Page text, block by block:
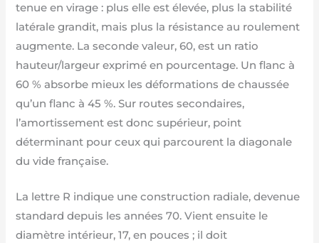
tenue en virage : plus elle est élevée, plus la stabilité
latérale grandit, mais plus la résistance au roulement
augmente. La seconde valeur, 60, est un ratio
hauteur/largeur exprimé en pourcentage. Un flanc à
60 % absorbe mieux les déformations de chaussée
qu’un flanc à 45 %. Sur routes secondaires,
l’amortissement est donc supérieur, point
déterminant pour ceux qui parcourent la diagonale
du vide française.
La lettre R indique une construction radiale, devenue
standard depuis les années 70. Vient ensuite le
diamètre intérieur, 17, en pouces ; il doit